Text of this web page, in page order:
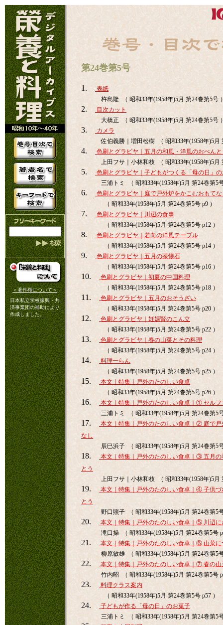
＜著作権について＞
日本私立学校振興・共
済事業団の補助により
作成しました。
第24巻第5号
1.
表紙
杵島隆 （ 昭和33年(1958年)5月 第24巻第5号
2.
目次カット
大橋正 （ 昭和33年(1958年)5月 第24巻第5号
3.
カメラ
佐伯義勝｜増田松樹 （ 昭和33年(1958年)5月
4.
色刷とグラビヤ｜五月の和風・洋風のおべん
上田フサ｜小林和枝 （ 昭和33年(1958年)5月
5.
色刷とグラビヤ｜子どもがつくる「母の日」
三浦トミ （ 昭和33年(1958年)5月 第24巻第5
6.
色刷とグラビヤ｜庭で戸外炉をかこむおもて
（ 昭和33年(1958年)5月 第24巻第5号 p9 ）
7.
色刷とグラビヤ｜川辺の食事
（ 昭和33年(1958年)5月 第24巻第5号 p12 ）
8.
色刷とグラビヤ｜若向の洋風テープル
（ 昭和33年(1958年)5月 第24巻第5号 p14 ）
9.
色刷とグラビヤ｜五月の茶懐石
（ 昭和33年(1958年)5月 第24巻第5号 p16 ）
10.
色刷とグラビヤ｜初夏の中国料理
（ 昭和33年(1958年)5月 第24巻第5号 p18 ）
11.
色刷とグラビヤ｜五月のおそうざい
（ 昭和33年(1958年)5月 第24巻第5号 p20 ）
12.
色刷とグラビヤ｜妊娠腎のこん立
（ 昭和33年(1958年)5月 第24巻第5号 p22 ）
13.
色刷とグラビヤ｜春の山菜とその料理
（ 昭和33年(1958年)5月 第24巻第5号 p24 ）
14.
料理一らん
（ 昭和33年(1958年)5月 第24巻第5号 p25 ）
15.
本文｜特集｜戸外のたのしい食卓
（ 昭和33年(1958年)5月 第24巻第5号 p26 ）
16.
本文｜特集｜戸外のたのしい食卓｜① セルフ
三浦トミ （ 昭和33年(1958年)5月 第24巻第5
17.
本文｜特集｜戸外のたのしい食卓｜② 庭で戸
なし
辰巳浜子 （ 昭和33年(1958年)5月 第24巻第5
18.
本文｜特集｜戸外のたのしい食卓｜③ 五月の
とう
上田フサ｜小林和枝 （ 昭和33年(1958年)5月
19.
本文｜特集｜戸外のたのしい食卓｜④ 子供づ
とう
野口照子 （ 昭和33年(1958年)5月 第24巻第5
20.
本文｜特集｜戸外のたのしい食卓｜⑤ 川辺に
滝口操 （ 昭和33年(1958年)5月 第24巻第5号
21.
本文｜特集｜戸外のたのしい食卓｜⑥ 山菜に
柳原敏雄 （ 昭和33年(1958年)5月 第24巻第5
22.
本文｜特集｜戸外のたのしい食卓｜⑦ 春の山
竹内昭 （ 昭和33年(1958年)5月 第24巻第5号
23.
料理クラス案内
（ 昭和33年(1958年)5月 第24巻第5号 p57 ）
24.
子どもが作る「母の日」のお菓子
三浦トミ （ 昭和33年(1958年)5月 第24巻第5